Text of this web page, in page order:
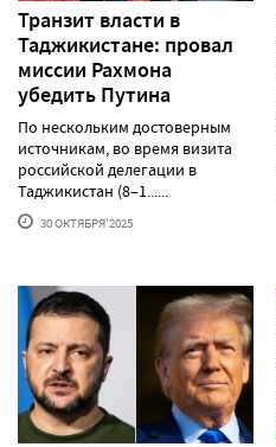
Транзит власти в
Таджикистане: провал
миссии Рахмона
убедить Путина
По нескольким достоверным
источникам, во время визита
российской делегации в
Таджикистан (8–1......
30 ОКТЯБРЯ'2025